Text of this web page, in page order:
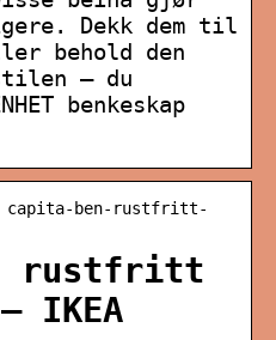
Dekk dem til
behold den
– du
benkeskap
capita-ben-rustfritt-
rustfritt
IKEA